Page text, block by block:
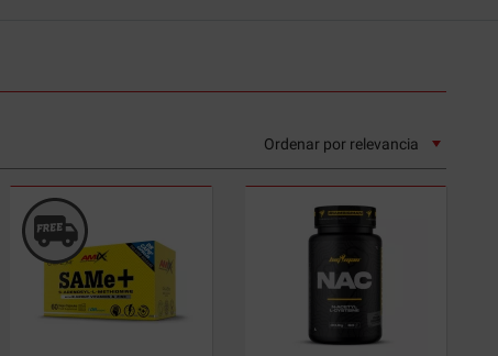
Ordenar por relevancia